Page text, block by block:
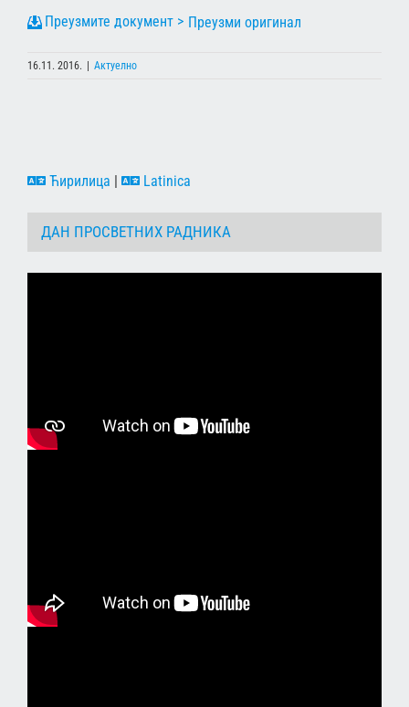
Преузми оригинал
16.11. 2016. | Актуелно
Ћирилица | Latinica
ДАН ПРОСВЕТНИХ РАДНИКА